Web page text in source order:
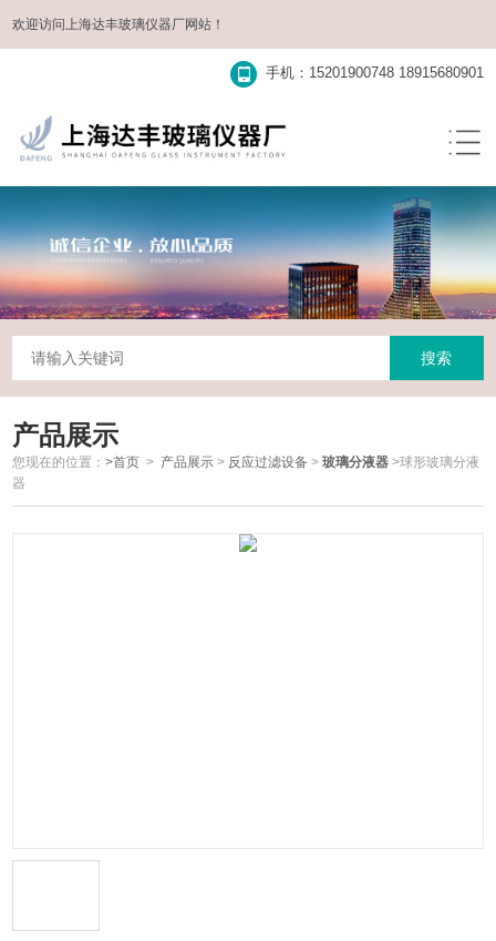
欢迎访问上海达丰玻璃仪器厂网站！
手机：15201900748 18915680901
产品展示
您现在的位置：>首页 > 产品展示 > 反应过滤设备 >玻璃分液器 >球形玻璃分液
器